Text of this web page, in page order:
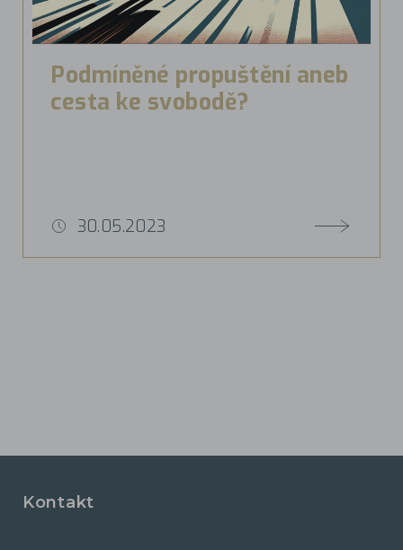
Podmíněné propuštění aneb
cesta ke svobodě?
30.05.2023
Kontakt